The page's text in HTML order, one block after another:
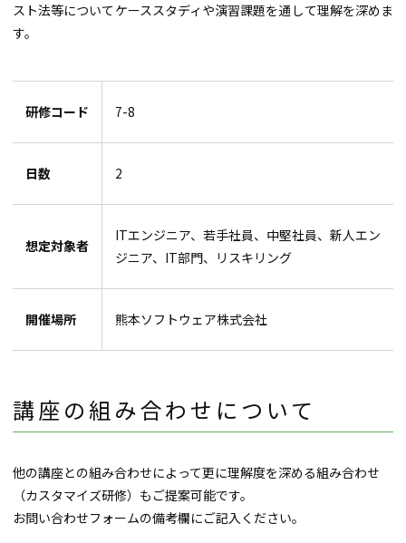
スト法等についてケーススタディや演習課題を通して理解を深めま
す。
研修コード 7-8
日数 2
想定対象者
ITエンジニア、若手社員、中堅社員、新人エン
ジニア、IT部門、リスキリング
開催場所 熊本ソフトウェア株式会社
講座の組み合わせについて
他の講座との組み合わせによって更に理解度を深める組み合わせ
（カスタマイズ研修）もご提案可能です。
お問い合わせフォームの備考欄にご記入ください。